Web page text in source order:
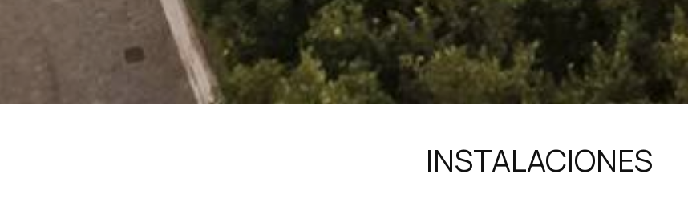
INSTALACIONES